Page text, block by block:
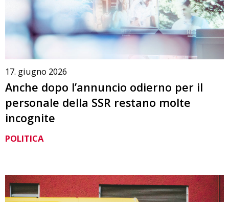
17. giugno 2026
Anche dopo l’annuncio odierno per il
personale della SSR restano molte
incognite
POLITICA